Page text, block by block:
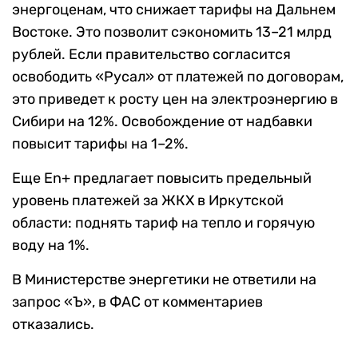
энергоценам, что снижает тарифы на Дальнем
Востоке. Это позволит сэкономить 13–21 млрд
рублей. Если правительство согласится
освободить «Русал» от платежей по договорам,
это приведет к росту цен на электроэнергию в
Сибири на 12%. Освобождение от надбавки
повысит тарифы на 1–2%.
Еще En+ предлагает повысить предельный
уровень платежей за ЖКХ в Иркутской
области: поднять тариф на тепло и горячую
воду на 1%.
В Министерстве энергетики не ответили на
запрос «Ъ», в ФАС от комментариев
отказались.